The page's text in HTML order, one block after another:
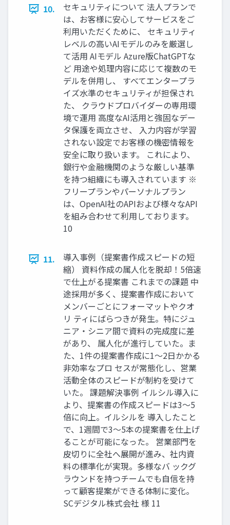
10.
セキュリティについて 法人プランで
は、お客様に安心してサービスをご
利用いただくために、 セキュリティ
レベルの高いAIモデルのみを厳選し
て活用 AIモデル Azure版ChatGPTな
ど 用途や処理内容に応じて複数のモ
デルを併用し、 すべてエンタープラ
イズ水準のセキュリティが担保され
た、 クラウドプロバイダーの専用環
境で運用 高度なAI活用と強固なデー
タ保護を両立させ、 入力内容が学習
されない設定でお客様の機密情報を
安全に取り扱います。 これにより、
銀行や金融機関のような厳しい基準
を持つ組織にも導入されています ※
フリープランやパーソナルプラン
は、OpenAI社のAPIおよび様々なAPI
を組み合わせて利用しております。
10
11.
導入事例（提案書作成スピードの短
縮） 資料作成の属人化を脱却！5倍速
で仕上がる提案書 これまでの課題 中
途採用が多く、提案書作成において
メンバーごとにフォーマットやクオ
リ ティにばらつきが発生。特にジュ
ニア・シニア間で資料の完成度に差
があり、 属人化が進行していた。ま
た、1件の提案書作成に1〜2日かかる
非効率なプロ セスが常態化し、営業
活動全体のスピードが制約を受けて
いた。 課題解決事例 イルシル導入に
より、提案書の作成スピードは3〜5
倍に向上。イルシルを 導⼊したこと
で、1週間で3〜5本の提案書を仕上げ
ることが可能になった。 営業部門を
皮切りに全社へ展開が進み、社内資
料の標準化が実現。多様なバ ックグ
ラウンドを持つチームでも自信を持
って顧客提案ができる体制に変化。
SCデジタル株式会社 様 11